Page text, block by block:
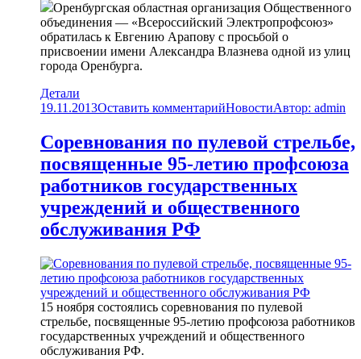
Оренбургская областная организация Общественного
объединения — «Всероссийский Электропрофсоюз»
обратилась к Евгению Арапову с просьбой о
присвоении имени Александра Влазнева одной из улиц
города Оренбурга.
Детали
19.11.2013Оставить комментарийНовостиАвтор: admin
Соревнования по пулевой стрельбе,
посвященные 95-летию профсоюза
работников государственных
учреждений и общественного
обслуживания РФ
15 ноября состоялись соревнования по пулевой
стрельбе, посвященные 95-летию профсоюза работников
государственных учреждений и общественного
обслуживания РФ.